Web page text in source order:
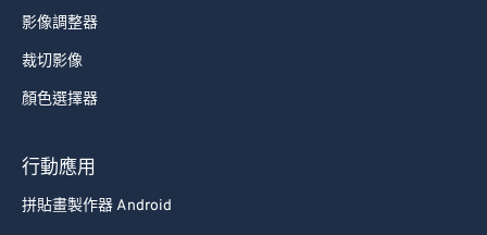
影像調整器
裁切影像
顏色選擇器
行動應用
拼貼畫製作器 Android